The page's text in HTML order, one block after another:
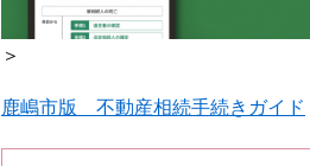
＞
鹿嶋市版 不動産相続手続きガイド